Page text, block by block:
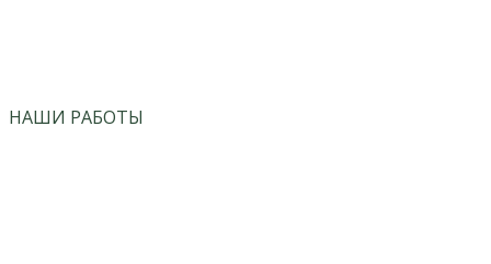
НАШИ РАБОТЫ